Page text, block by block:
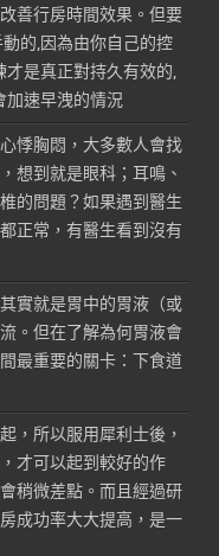
善行房時間效果。但要
的,因為由你自己的控
是真正對持久有效的,
加速早洩的情況
悸胸悶，大多數人會找
想到就是眼科；耳鳴、
的問題？如果遇到醫生
正常，有醫生看到沒有
實就是胃中的胃液（或
。但在了解為何胃液會
最重要的關卡：下食道
，所以服用犀利士後，
才可以起到較好的作
稍微差點。而且經過研
成功率大大提高，是一